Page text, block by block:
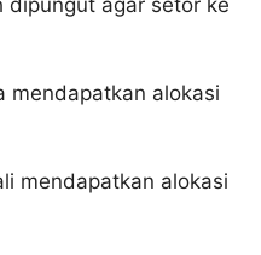
mendapatkan alokasi
mendapatkan alokasi